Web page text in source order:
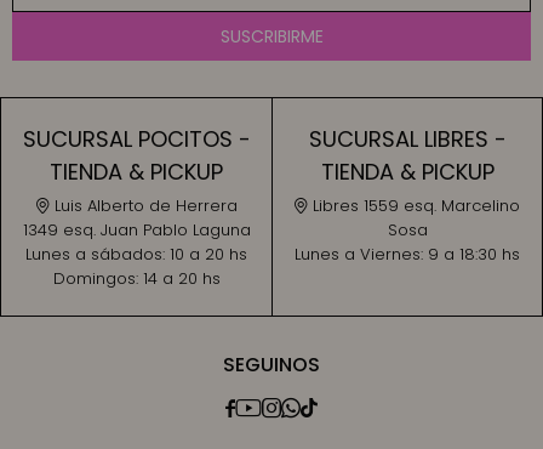
SEGUINOS

SUSCRIBIRME
SUCURSAL POCITOS -
TIENDA & PICKUP
Luis Alberto de Herrera
1349 esq. Juan Pablo Laguna
Lunes a sábados: 10 a 20 hs
Domingos: 14 a 20 hs
SUCURSAL LIBRES -
TIENDA & PICKUP
Libres 1559 esq. Marcelino
Sosa
Lunes a Viernes: 9 a 18:30 hs